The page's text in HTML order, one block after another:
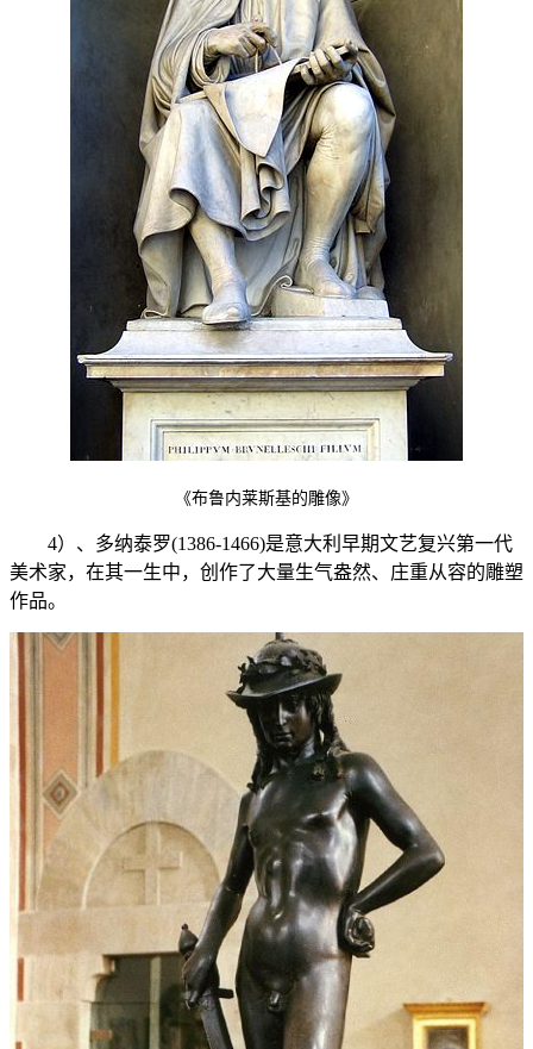
《布鲁内莱斯基的雕像》
4）、多纳泰罗(1386-1466)是意大利早期文艺复兴第一代
美术家，在其一生中，创作了大量生气盎然、庄重从容的雕塑
作品。